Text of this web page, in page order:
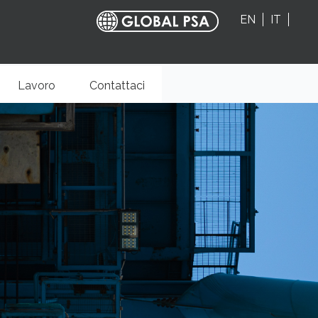
EN IT
Lavoro Contattaci